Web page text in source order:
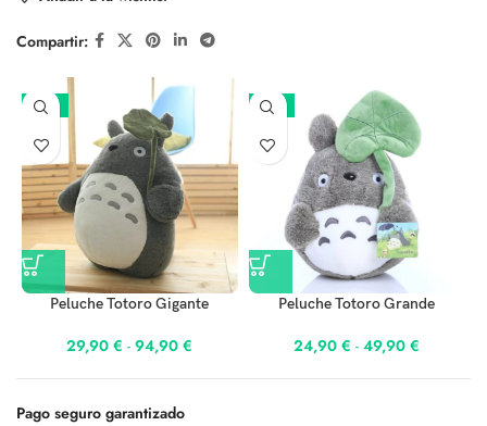
Compartir:
-25%
Peluche Totoro Gigante
29,90€ - 94,90€
-17%
Peluche Totoro Grande
24,90€ - 49,90€
Pago seguro garantizado